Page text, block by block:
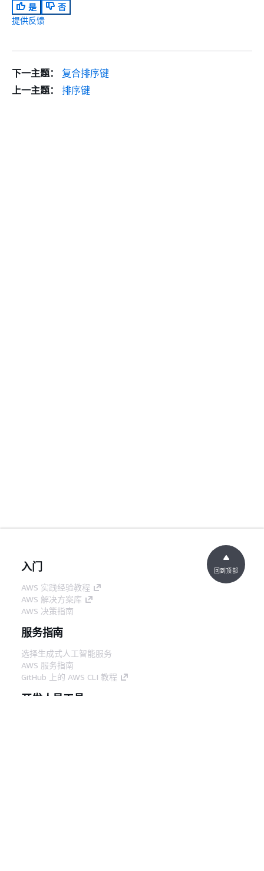
是
否
提供反馈
下一主题：
复合排序键
上一主题：
排序键
入门
AWS 实践经验教程
AWS 解决方案库
AWS 决策指南
服务指南
选择生成式人工智能服务
AWS 服务指南
GitHub 上的 AWS CLI 教程
开发人员工具
回到顶部